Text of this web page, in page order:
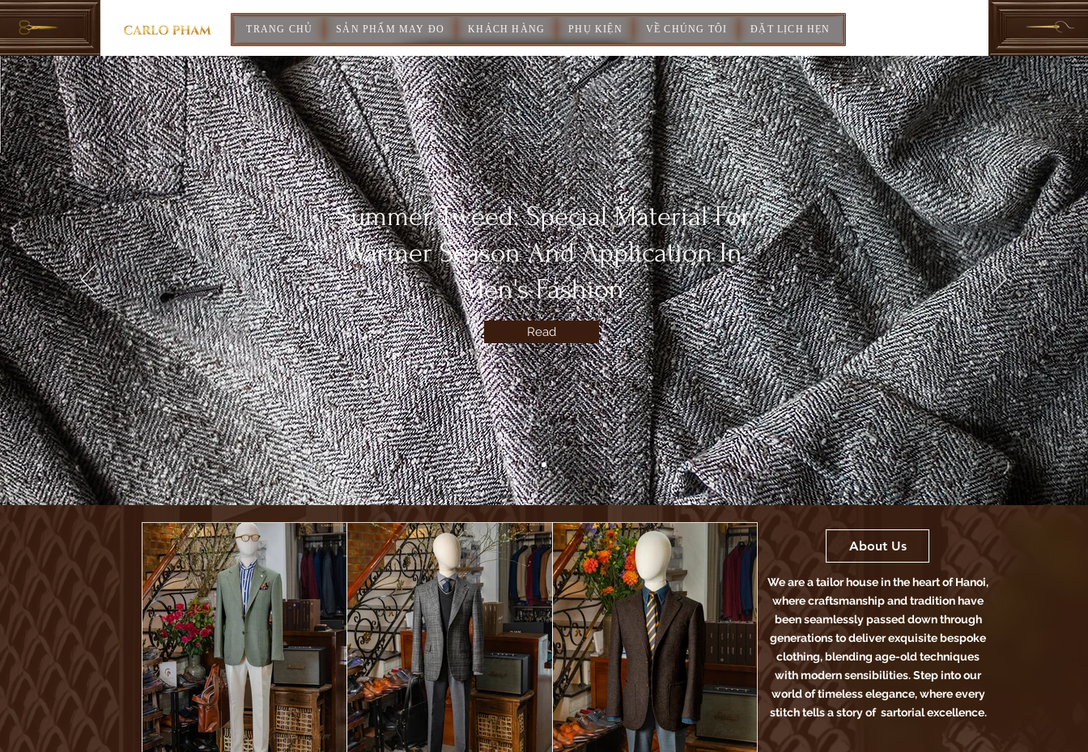
TRANG CHỦ SẢN PHẨM MAY ĐO KHÁCH HÀNG PHỤ KIỆN VỀ CHÚNG TÔI ĐẶT LỊCH HẸN
Summer Tweed: Special Material For
Warmer Season And Application In
Men's Fashion
Read
About Us
We are a tailor house in the heart of Hanoi,
where craftsmanship and tradition have
been seamlessly passed down through
generations to deliver exquisite bespoke
clothing, blending age-old techniques
with modern sensibilities. Step into our
world of timeless elegance, where every
stitch tells a story of sartorial excellence.